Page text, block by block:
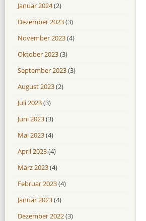
Januar 2024(2)
Dezember 2023(3)
November 2023(4)
Oktober 2023(3)
September 2023(3)
August 2023(2)
Juli 2023(3)
Juni 2023(3)
Mai 2023(4)
April 2023(4)
März 2023(4)
Februar 2023(4)
Januar 2023(4)
Dezember 2022(3)